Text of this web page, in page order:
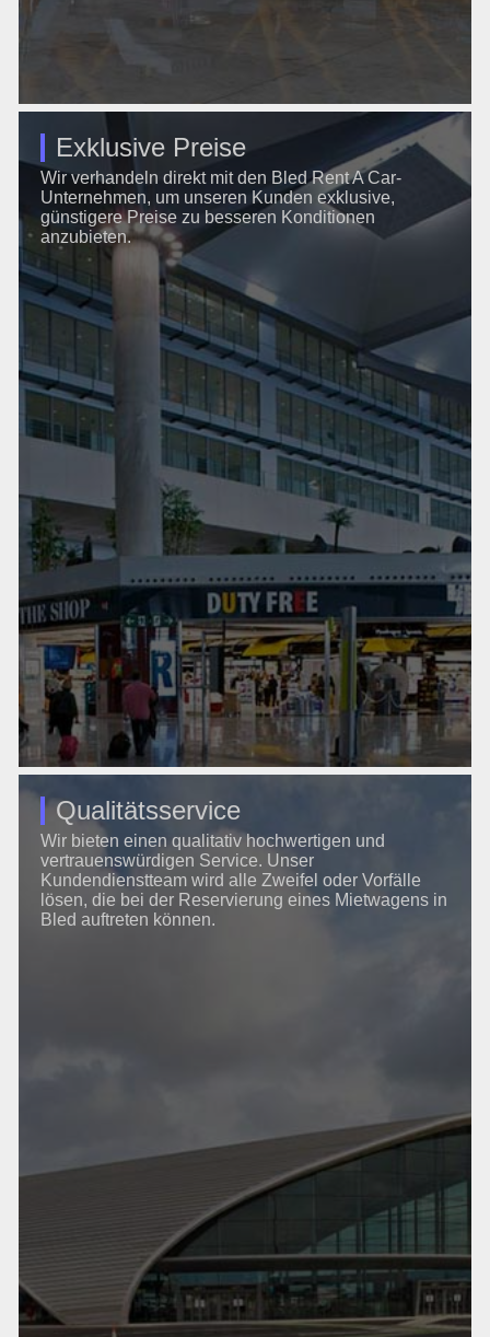
Exklusive Preise
Wir verhandeln direkt mit den Bled Rent A Car-
Unternehmen, um unseren Kunden exklusive,
günstigere Preise zu besseren Konditionen
anzubieten.
Qualitätsservice
Wir bieten einen qualitativ hochwertigen und
vertrauenswürdigen Service. Unser
Kundendienstteam wird alle Zweifel oder Vorfälle
lösen, die bei der Reservierung eines Mietwagens in
Bled auftreten können.